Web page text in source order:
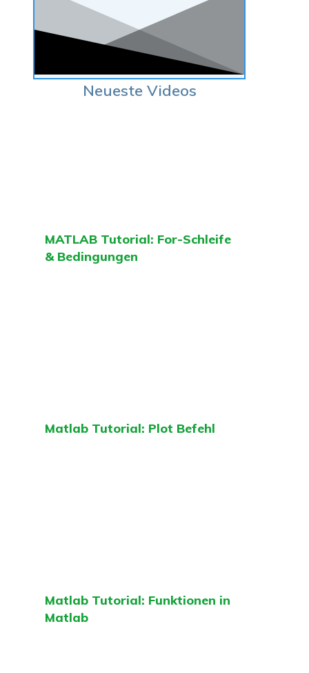
Neueste Videos
MATLAB Tutorial: For-Schleife
& Bedingungen
Matlab Tutorial: Plot Befehl
Matlab Tutorial: Funktionen in
Matlab